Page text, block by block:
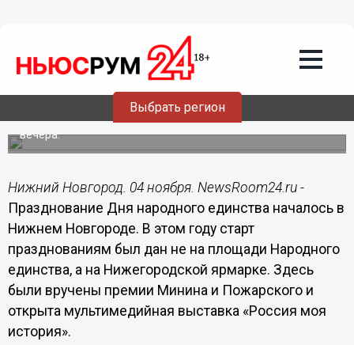
Выбрать регион
Празднование Дня народного
единства началось в Нижнем
Новгороде
Празднование завершится фейерверком в девять часов
вечера.
Нижний Новгород. 04 ноября. NewsRoom24.ru -
Празднование Дня народного единства началось в
Нижнем Новгороде. В этом году старт
празднованиям был дан не на площади Народного
единства, а на Нижегородской ярмарке. Здесь
были вручены премии Минина и Пожарского и
открыта мультимедийная выставка «Россия моя
история».